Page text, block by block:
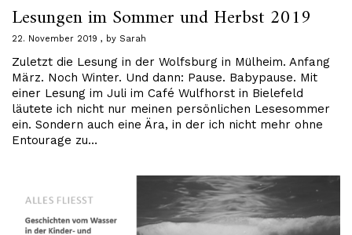
Lesungen im Sommer und Herbst 2019
22. November 2019 by Sarah
Zuletzt die Lesung in der Wolfsburg in Mülheim. Anfang
März. Noch Winter. Und dann: Pause. Babypause. Mit
einer Lesung im Juli im Café Wulfhorst in Bielefeld
läutete ich nicht nur meinen persönlichen Lesesommer
ein. Sondern auch eine Ära, in der ich nicht mehr ohne
Entourage zu…